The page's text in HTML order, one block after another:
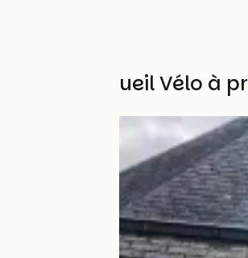
Autres Accueil Vélo à